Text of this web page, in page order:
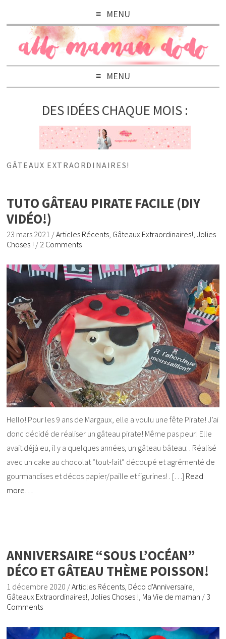
MENU
MENU
DES IDÉES CHAQUE MOIS :
GÂTEAUX EXTRAORDINAIRES!
TUTO GÂTEAU PIRATE FACILE (DIY
VIDÉO!)
23 mars 2021 /Articles Récents Gâteaux Extraordinaires! ,Jolies
Choses ! / 2 Comments
Hello! Pour les 9 ans de Margaux, elle a voulu une fête Pirate! J’ai
donc décidé de réaliser un gâteau pirate! Même pas peur! Elle
avait déjà eu, il y a quelques années, un gâteau bâteau: . Réalisé
avec un cake au chocolat “tout-fait” découpé et agrémenté de
gourmandises et décos papier/paille et figurines! . […] Read
more…
ANNIVERSAIRE “SOUS L’OCÉAN”
DÉCO ET GÂTEAU THÈME POISSON!
1 décembre 2020 /Articles Récents Déco d'Anniversaire
Gâteaux Extraordinaires! ,Jolies Choses ! Ma Vie de maman / 3
Comments